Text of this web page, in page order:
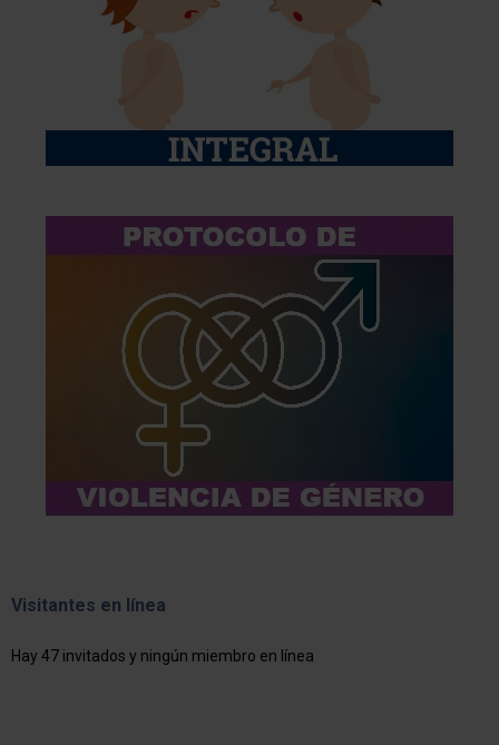
Visitantes en línea
Hay 47 invitados y ningún miembro en línea